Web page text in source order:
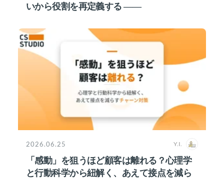
いから役割を再定義する ――
2026.06.25 Y.I.
「感動」を狙うほど顧客は離れる？心理学
と行動科学から紐解く、あえて接点を減ら